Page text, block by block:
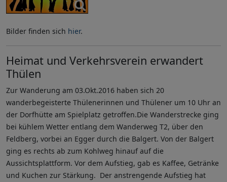
Bilder finden sich hier.
Heimat und Verkehrsverein erwandert
Thülen
Zur Wanderung am 03.Okt.2016 haben sich 20
wanderbegeisterte Thülenerinnen und Thülener um 10 Uhr an
der Dorfhütte am Spielplatz getroffen.Die Wanderstrecke ging
bei kühlem Wetter entlang dem Wanderweg T2, über den
Feldberg, vorbei an Egger durch die Balgert. Von der Balgert
ging es rechts ab zum Kohlweg hinauf auf die
Aussichtsplattform. Vor dem Aufstieg, gab es Kaffee, Getränke
und Kuchen zur Stärkung. Der anstrengende Aufstieg hat